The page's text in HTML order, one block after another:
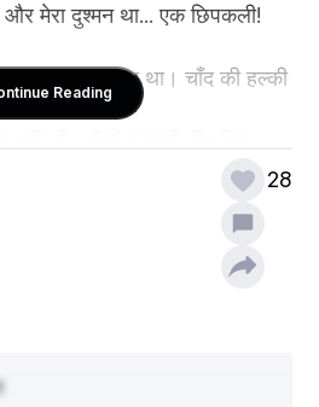
मेरा दुश्मन था... एक छिपकली!
सन्नाटा पसरा था। चाँद की हल्की
रही थी।
दुनिया में चले गए थे, और मैं... बस
गई। कुछ हिलता-डुलता दिखा।
परछाई?"
जनाब एक छिपकली थीं!
Reading
28